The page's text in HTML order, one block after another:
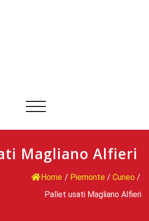
Commuta
Magliano Alfieri
Home / Piemonte / Cuneo /
Pallet usati Magliano Alfieri